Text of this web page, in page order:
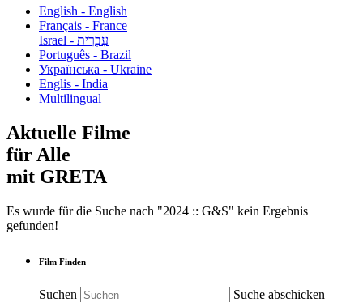
English - English
Français - France
עִבְרִית - Israel
Português - Brazil
Українська - Ukraine
Englis - India
Multilingual
Aktuelle Filme
für Alle
mit GRETA
Es wurde für die Suche nach "2024 :: G&S" kein Ergebnis
gefunden!
Film Finden
Suchen Suche abschicken